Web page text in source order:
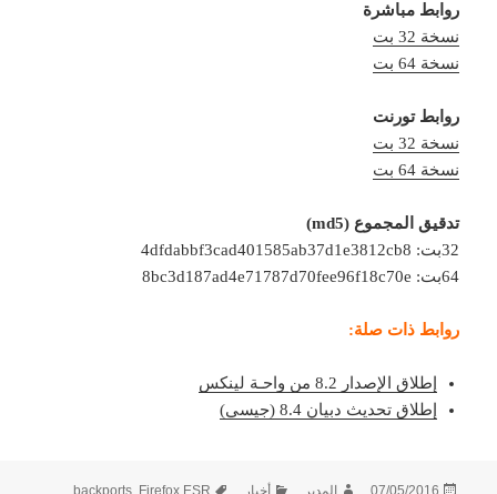
روابط مباشرة
نسخة 32 بت
نسخة 64 بت
روابط تورنت
نسخة 32 بت
نسخة 64 بت
تدقيق المجموع (md5)
32بت: 4dfdabbf3cad401585ab37d1e3812cb8
64بت: 8bc3d187ad4e71787d70fee96f18c70e
روابط ذات صلة:
إطلاق الإصدار 8.2 من واحـة لينكس
إطلاق تحديث دبيان 8.4 (جيسي)
نُشرت
07/05/2016 الكاتب
المدير التصنيفات
أخبار الوسوم backports, Firefox ESR